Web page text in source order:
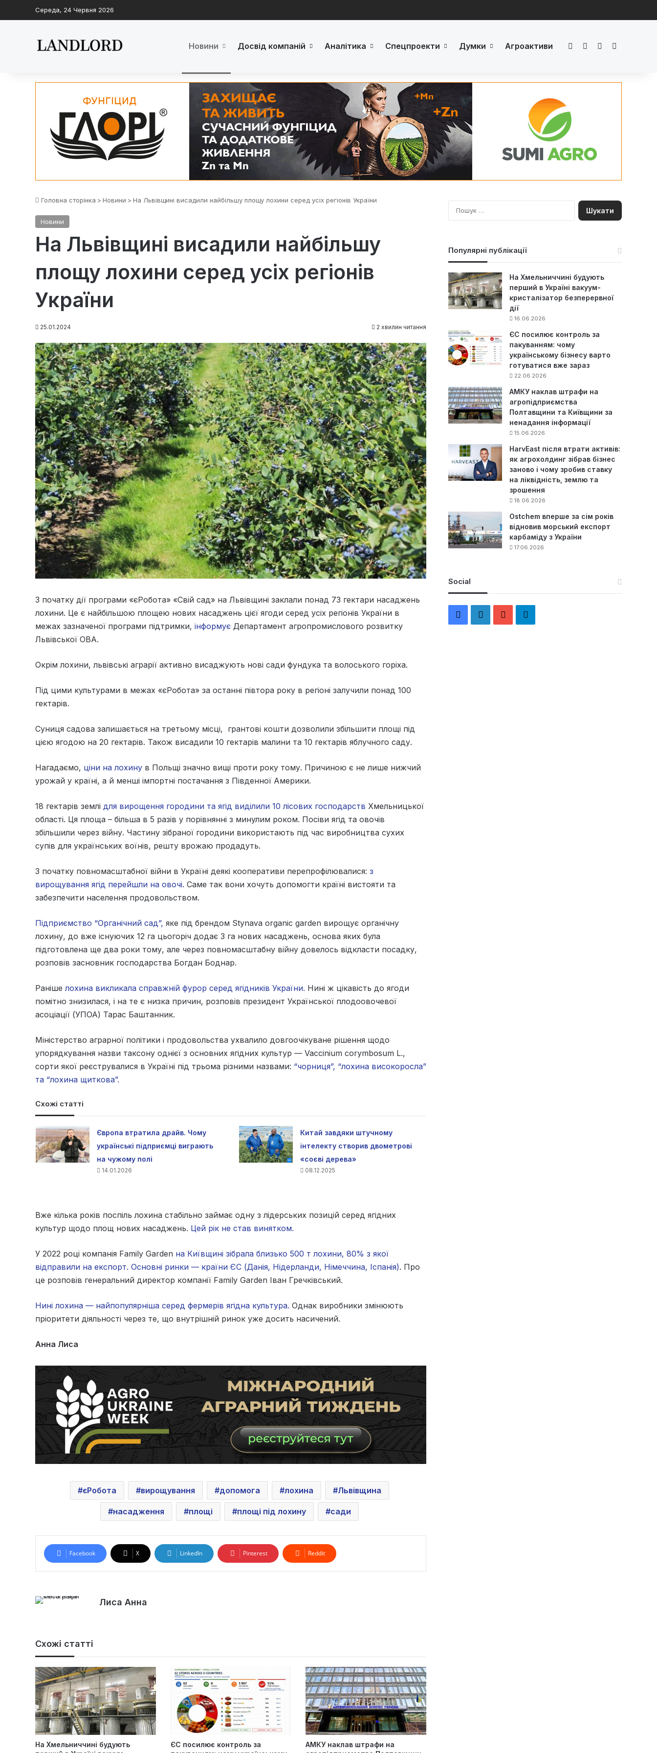
Середа, 24 Червня 2026
Новини Досвід компаній Аналітика Спецпроекти Думки Агроактиви FacebookLinkedInYouTube
Головна сторінка > Новини > На Львівщині висадили найбільшу площу лохини серед усіх регіонів України
Новини
На Львівщині висадили найбільшу
площу лохини серед усіх регіонів
України
25.01.2024 2 хвилин читання
З початку дії програми «єРобота» «Свій сад» на Львівщині заклали понад 73 гектари насаджень
лохини. Це є найбільшою площею нових насаджень цієї ягоди серед усіх регіонів України в
межах зазначеної програми підтримки, інформує Департамент агропромислового розвитку
Львівської ОВА.
Окрім лохини, львівські аграрії активно висаджують нові сади фундука та волоського горіха.
Під цими культурами в межах «єРобота» за останні півтора року в регіоні залучили понад 100
гектарів.
Суниця садова залишається на третьому місці, грантові кошти дозволили збільшити площі під
цією ягодою на 20 гектарів. Також висадили 10 гектарів малини та 10 гектарів яблучного саду.
Нагадаємо, ціни на лохину в Польщі значно вищі проти року тому. Причиною є не лише нижчий
урожай у країні, а й менші імпортні постачання з Південної Америки.
18 гектарів землі для вирощення городини та ягід виділили 10 лісових господарств Хмельницької
області. Ця площа – більша в 5 разів у порівнянні з минулим роком. Посіви ягід та овочів
збільшили через війну. Частину зібраної городини використають під час виробництва сухих
супів для українських воїнів, решту врожаю продадуть.
З початку повномасштабної війни в Україні деякі кооперативи перепрофілювалися: з
вирощування ягід перейшли на овочі. Саме так вони хочуть допомогти країні вистояти та
забезпечити населення продовольством.
Підприємство “Органічний сад”, яке під брендом Stynava organic garden вирощує органічну
лохину, до вже існуючих 12 га цьогоріч додає 3 га нових насаджень, основа яких була
підготовлена ще два роки тому, але через повномасштабну війну довелось відкласти посадку,
розповів засновник господарства Богдан Боднар.
Ранішелохина викликала справжній фурор серед ягідників України. Нині ж цікавість до ягоди
помітно знизилася, і на те є низка причин, розповів президент Української плодоовочевої
асоціації (УПОА) Тарас Баштанник.
Міністерство аграрної політики і продовольства ухвалило довгоочікуване рішення щодо
упорядкування назви таксону однієї з основних ягідних культур — Vaccinium corymbosum L.,
сорти якої реєструвалися в Україні під трьома різними назвами: “чорниця”, “лохина високоросла”
та “лохина щиткова”.
Схожі статті
Європа втратила драйв. Чому
українські підприємці виграють
на чужому полі
14.01.2026
Китай завдяки штучному
інтелекту створив двометрові
«соєві дерева»
08.12.2025
Вже кілька років поспіль лохина стабільно займає одну з лідерських позицій серед ягідних
культур щодо площ нових насаджень. Цей рік не став винятком.
У 2022 році компанія Family Garden на Київщині зібрала близько 500 т лохини, 80% з якої
відправили на експорт. Основні ринки — країни ЄС (Данія, Нідерланди, Німеччина, Іспанія). Про
це розповів генеральний директор компанії Family Garden Іван Гречківський.
Нині лохина — найпопулярніша серед фермерів ягідна культура. Однак виробники змінюють
пріоритети діяльності через те, що внутрішній ринок уже досить насичений.
Анна Лиса
єРобота вирощування допомога лохина Львівщина
насадження площі площі під лохину сади
Facebook X LinkedIn Pinterest Reddit
Лиса Анна
Схожі статті
На Хмельниччині будують
ЄС посилює контроль за
АМКУ наклав штрафи на
П
о
Популярні публікації
На Хмельниччині будують
перший в Україні вакуум-
кристалізатор безперервної
дії
16.06.2026
ЄС посилює контроль за
пакуванням: чому
українському бізнесу варто
готуватися вже зараз
22.06.2026
АМКУ наклав штрафи на
агропідприємства
Полтавщини та Київщини за
ненадання інформації
15.06.2026
HarvEast після втрати активів:
як агрохолдинг зібрав бізнес
заново і чому зробив ставку
на ліквідність, землю та
зрошення
18.06.2026
Ostchem вперше за сім років
відновив морський експорт
карбаміду з України
17.06.2026
Social